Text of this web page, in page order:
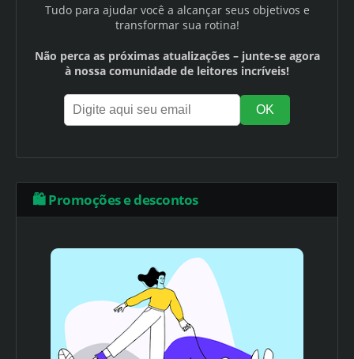
Tudo para ajudar você a alcançar seus objetivos e
transformar sua rotina!
Não perca as próximas atualizações – junte-se agora
à nossa comunidade de leitores incríveis!
🛍️ Promoções e descontos